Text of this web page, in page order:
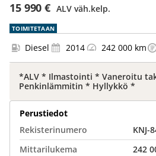
15 990 € ALV väh.kelp.
TOIMITETAAN
Diesel 2014 242 000 km
*ALV * Ilmastointi * Vaneroitu
Penkinlämmitin * Hyllykkö *
Perustiedot
Rekisterinumero
KNJ-
Mittarilukema
242